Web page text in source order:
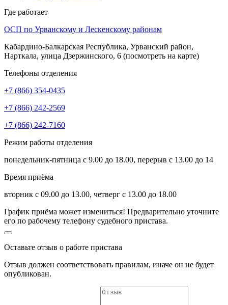
Где работает
ОСП по Урванскому и Лескенскому районам
Кабардино-Балкарская Республика, Урванский район,
Нарткала, улица Дзержинского, 6 (посмотреть на карте)
Телефоны отделения
+7 (866) 354-0435
+7 (866) 242-2569
+7 (866) 242-7160
Режим работы отделения
понедельник-пятница с 9.00 до 18.00, перерыв с 13.00 до 14
Время приёма
вторник с 09.00 до 13.00, четверг с 13.00 до 18.00
График приёма может измениться! Предварительно уточните
его по рабочему телефону судебного пристава.
Оставьте отзыв о работе пристава
Отзыв должен соответствовать правилам, иначе он не будет
опубликован.